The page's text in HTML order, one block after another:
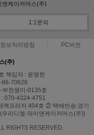
앤케이커머스(주)
1:1문의
보처리방침 PC버전
(주)
책임자 : 윤명헌
86-70626
부천원미-0135호
: 070-4324-4751
프라자 404호 ② 택배반송:경기
리디엠-와이앤케이커머스(주))
RIGHTS RESERVED.